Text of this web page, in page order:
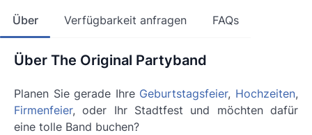
Über Verfügbarkeit anfragen FAQs
Über The Original Partyband
Planen Sie gerade Ihre Geburtstagsfeier, Hochzeiten,
Firmenfeier, oder Ihr Stadtfest und möchten dafür
eine tolle Band buchen?